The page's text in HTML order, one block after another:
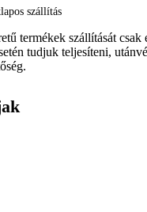
szállítás
termékek szállítását
tudjuk teljesíteni,